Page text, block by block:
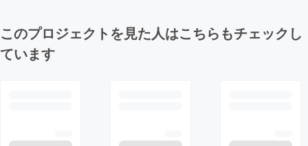
このプロジェクトを見た人はこちらもチェックし
ています